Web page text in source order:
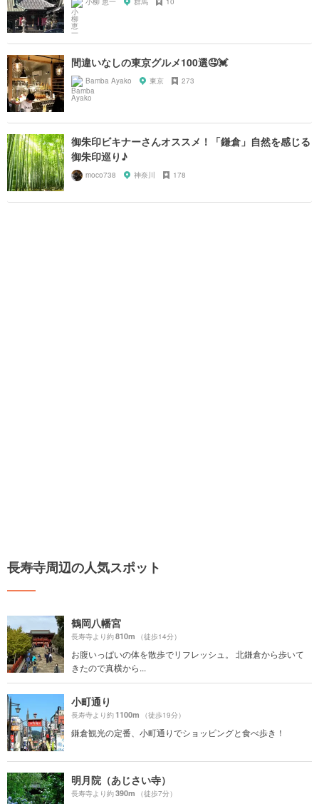
間違いなしの東京グルメ100選🤤💓
Bamba Ayako 東京 273
御朱印ビキナーさんオススメ！「鎌倉」自然を感じる
御朱印巡り♪
moco738 神奈川 178
長寿寺周辺の人気スポット
鶴岡八幡宮
長寿寺より約810m （徒歩14分）
お腹いっぱいの体を散歩でリフレッシュ。 北鎌倉から歩いて
きたので真横から...
小町通り
長寿寺より約1100m （徒歩19分）
鎌倉観光の定番、小町通りでショッピングと食べ歩き！
明月院（あじさい寺）
長寿寺より約390m （徒歩7分）